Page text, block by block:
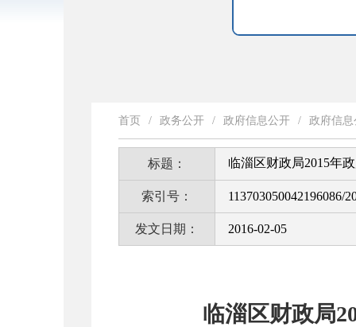
首页 / 政务公开 / 政府信息公开 / 政府信
标题： 临淄区财政局2015年
索引号： 113703050042196086/
发文日期： 2016-02-05
临淄区财政局